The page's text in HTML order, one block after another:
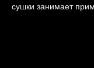
сушки занимает